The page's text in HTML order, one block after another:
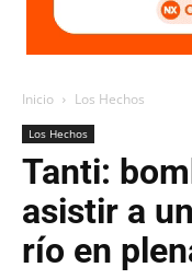
Inicio Los Hechos
Los Hechos
Tanti:
asistir a
río en